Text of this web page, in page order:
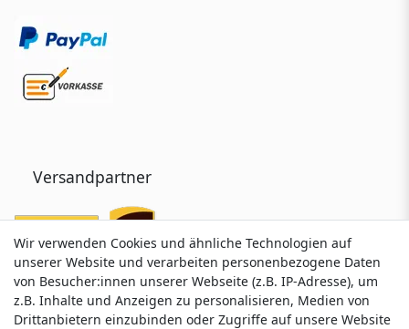
Versandpartner
Wir verwenden Cookies und ähnliche Technologien auf
unserer Website und verarbeiten personenbezogene Daten
von Besucher:innen unserer Webseite (z.B. IP-Adresse), um
z.B. Inhalte und Anzeigen zu personalisieren, Medien von
Drittanbietern einzubinden oder Zugriffe auf unsere Website
Wir verwenden Cookies und ähnliche Technologien auf
unserer Website und verarbeiten personenbezogene Daten
von Besucher:innen unserer Webseite (z.B. IP-Adresse), um
z.B. Inhalte und Anzeigen zu personalisieren, Medien von
Drittanbietern einzubinden oder Zugriffe auf unsere Website